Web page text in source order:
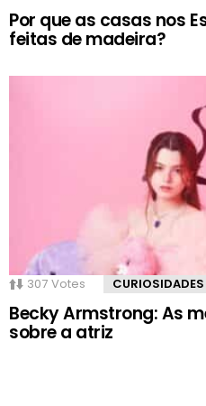
Por que as casas nos
feitas de madeira?
307 Votes CURIOSIDADES
Becky Armstrong: As
sobre a atriz